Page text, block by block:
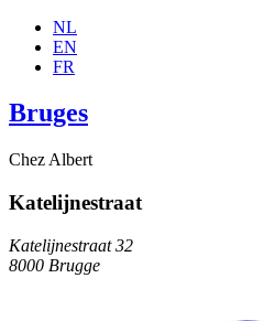
NL
EN
FR
Bruges
Chez Albert
Katelijnestraat
Katelijnestraat 32
8000 Brugge